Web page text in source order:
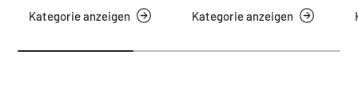
Kategorie anzeigen Kategorie anzeigen